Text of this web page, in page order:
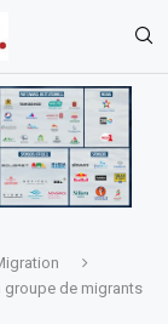
groupe de migrants